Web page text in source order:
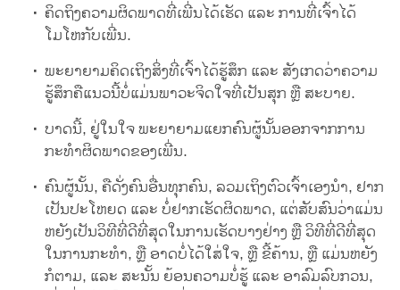
ຄິດຖິງຄວາມຜິດພາດທີ່ເພີ່ນໄດ້ເຮັດ ແລະ ການທີ່ເຈົ້າໄດ້
ໂມໂຫກັບເພີ່ນ.
ພະຍາຍາມຄິດເຖິງສິ່ງທີ່ເຈົ້າໄດ້ຮູ້ສຶກ ແລະ ສັງເກດວ່າຄວາມ
ຮູ້ສຶກຄືແນວນີ້ບໍ່ແມ່ນພາວະຈິດໃຈທີ່ເປັນສຸກ ຫຼື ສະບາຍ.
ບາດນີ້, ຢູ່ໃນໃຈ ພະຍາຍາມແຍກຄົນຜູ້ນັ້ນອອກຈາກການ
ກະທຳຜິດພາດຂອງເພີ່ນ.
ຄົນຜູ້ນັ້ນ, ຄືດັ່ງຄົນອື່ນທຸກຄົນ, ລວມເຖິງຕົວເຈົ້າເອງນຳ, ຢາກ
ເປັນປະໂຫຍດ ແລະ ບໍ່ຢາກເຮັດຜິດພາດ, ແຕ່ສັບສົນວ່າແມ່ນ
ຫຍັງເປັນວິທີທີ່ດີທີ່ສຸດໃນການເຮັດບາງຢ່າງ ຫຼື ວິທີທີ່ດີທີ່ສຸດ
ໃນການກະທຳ, ຫຼື ອາດບໍ່ໄດ້ໃສ່ໃຈ, ຫຼື ຂີ້ຄ້ານ, ຫຼື ແມ່ນຫຍັງ
ກໍຕາມ, ແລະ ສະນັ້ນ ຍ້ອນຄວາມບໍ່ຮູ້ ແລະ ອາລົມລົບກວນ,